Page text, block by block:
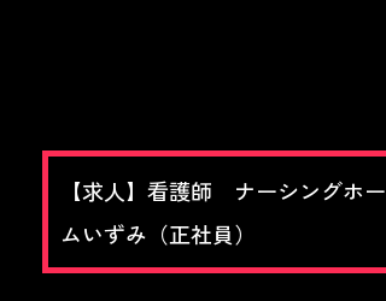
【求人】看護師 ナーシングホー
ムいずみ（正社員）